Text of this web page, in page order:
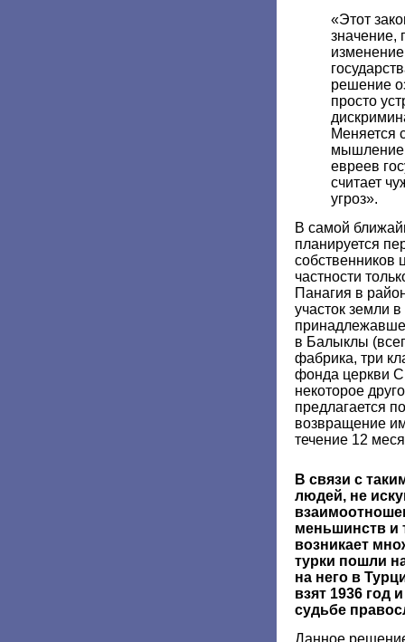
«Этот
значение,
решение
просто
Меняется
евреев
считает
угроз».
В самой
планируется
собственников
частности
Панагия в
участок земли
в Балыклы
фабрика, три
фонда церкви
некоторое
предлагается
возвращение
течение 12
В связи с
людей, не
меньшинств и
возникает
турки пошли
на него в
взят 1936 год
судьбе
Данное